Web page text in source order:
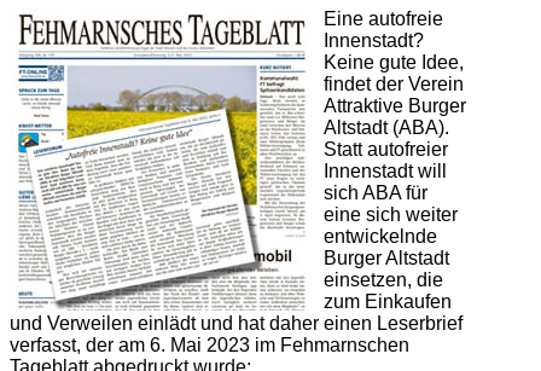
Eine autofreie
Innenstadt?
Keine gute Idee,
findet der Verein
Attraktive Burger
Altstadt (ABA).
Statt autofreier
Innenstadt will
sich ABA für
eine sich weiter
entwickelnde
Burger Altstadt
einsetzen, die
zum Einkaufen
und Verweilen einlädt und hat daher einen Leserbrief
verfasst, der am 6. Mai 2023 im Fehmarnschen